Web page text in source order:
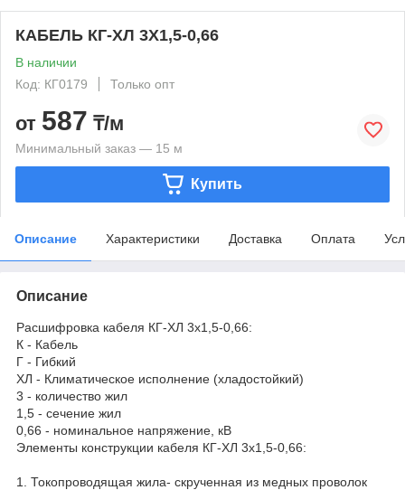
КАБЕЛЬ КГ-ХЛ 3Х1,5-0,66
В наличии
Код: КГ0179
Только опт
от 587 ₸/м
Минимальный заказ — 15 м
Купить
Описание Характеристики Доставка Оплата
Описание
Расшифровка кабеля КГ-ХЛ 3х1,5-0,66:
К - Кабель
Г - Гибкий
ХЛ - Климатическое исполнение (хладостойкий)
3 - количество жил
1,5 - сечение жил
0,66 - номинальное напряжение, кВ
Элементы конструкции кабеля КГ-ХЛ 3х1,5-0,66:
1. Токопроводящая жила- скрученная из медных проволок